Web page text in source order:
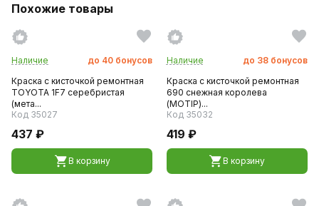
Похожие товары
Наличие до 40 бонусов
Краска с кисточкой ремонтная
TOYOTA 1F7 серебристая
(мета...
Код 35027
437 ₽
В корзину
Наличие до 38 бонусов
Краска с кисточкой ремонтная
690 снежная королева
(MOTIP)...
Код 35032
419 ₽
В корзину